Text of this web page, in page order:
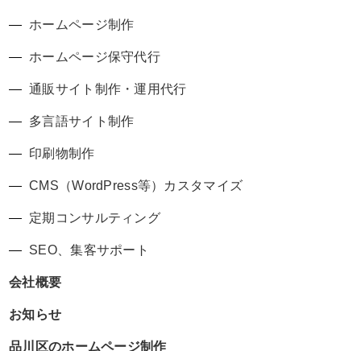
ホームページ制作
ホームページ保守代行
通販サイト制作・運用代行
多言語サイト制作
印刷物制作
CMS（WordPress等）カスタマイズ
定期コンサルティング
SEO、集客サポート
会社概要
お知らせ
品川区のホームページ制作